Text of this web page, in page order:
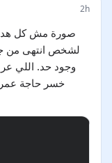
2h
صورة مش كل
لشخص انتهى من
وجود حد. اللي
خسر حاجة